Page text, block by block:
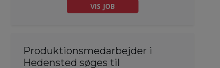
VIS JOB
Produktionsmedarbejder i
Hedensted søges til